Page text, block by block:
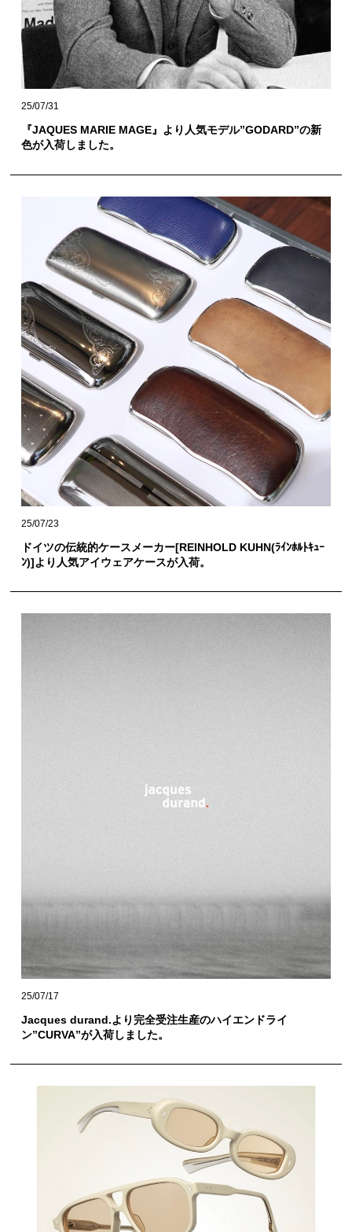
25/07/31
『JAQUES MARIE MAGE』より人気モデル”GODARD”の新
色が入荷しました。
25/07/23
ドイツの伝統的ケースメーカー[REINHOLD KUHN(ﾗｲﾝﾎﾙﾄｷｭｰ
ﾝ)]より人気アイウェアケースが入荷。
25/07/17
Jacques durand.より完全受注生産のハイエンドライ
ン”CURVA”が入荷しました。